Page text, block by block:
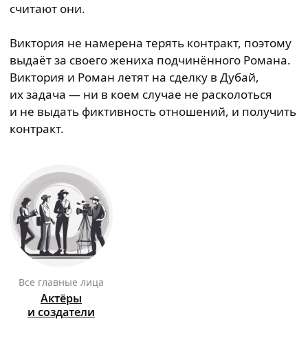
считают они.
Виктория не намерена терять контракт, поэтому
выдаёт за своего жениха подчинённого Романа.
Виктория и Роман летят на сделку в Дубай,
их задача — ни в коем случае не расколоться
и не выдать фиктивность отношений, и получить
контракт.
Все главные лица
Актёры
и создатели